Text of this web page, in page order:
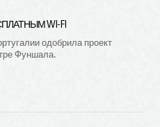
WI-FI
одобрила проект
Фуншала.